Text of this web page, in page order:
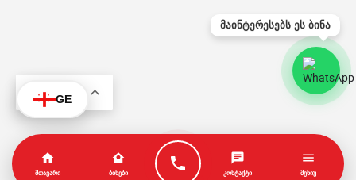
GE
ᲛᲗᲐᲕᲐᲠᲘ ᲑᲘᲜᲔᲑᲘ ᲙᲝᲜᲢᲐᲥᲢᲘ ᲛᲔᲜᲘᲣ
KA
მაინტერესებს ეს ბინა